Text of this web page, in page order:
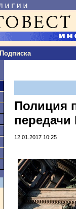
Подписка
Полиция
передачи
12.01.2017 10:25